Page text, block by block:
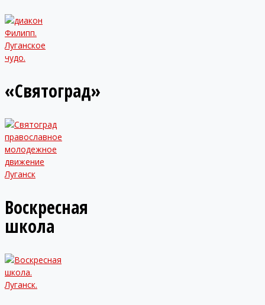
«Святоград»
Воскресная
школа